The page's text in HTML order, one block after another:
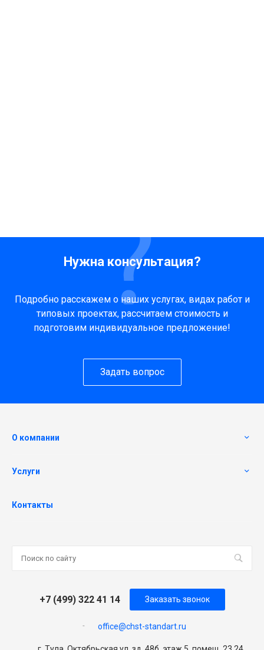
Нужна консультация?
Подробно расскажем о наших услугах, видах работ и
типовых проектах, рассчитаем стоимость и
подготовим индивидуальное предложение!
Задать вопрос
О компании
Услуги
Контакты
+7 (499) 322 41 14
office@chst-standart.ru
Заказать звонок